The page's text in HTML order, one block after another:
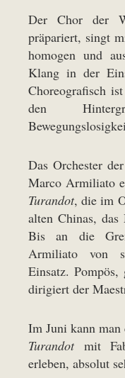
Der Chor der
präpariert, singt
homogen und
Klang in der
Choreografisch
den
Das Orchester
Marco Armiliato
Turandot, die im
alten Chinas, das
Bis an die
Armiliato von
Einsatz.
dirigiert der
Im Juni kann
Turandotmit
erleben, absolut